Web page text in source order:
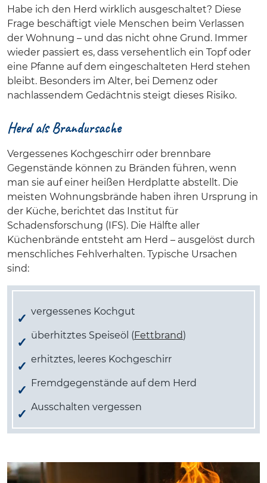
Habe ich den Herd wirklich ausgeschaltet? Diese
Frage beschäftigt viele Menschen beim Verlassen
der Wohnung – und das nicht ohne Grund. Immer
wieder passiert es, dass versehentlich ein Topf oder
eine Pfanne auf dem eingeschalteten Herd stehen
bleibt. Besonders im Alter, bei Demenz oder
nachlassendem Gedächtnis steigt dieses Risiko.
Herd als Brandursache
Vergessenes Kochgeschirr oder brennbare
Gegenstände können zu Bränden führen, wenn
man sie auf einer heißen Herdplatte abstellt. Die
meisten Wohnungsbrände haben ihren Ursprung in
der Küche, berichtet das Institut für
Schadensforschung (IFS). Die Hälfte aller
Küchenbrände entsteht am Herd – ausgelöst durch
menschliches Fehlverhalten. Typische Ursachen
sind:
vergessenes Kochgut
überhitztes Speiseöl (Fettbrand)
erhitztes, leeres Kochgeschirr
Fremdgegenstände auf dem Herd
Ausschalten vergessen